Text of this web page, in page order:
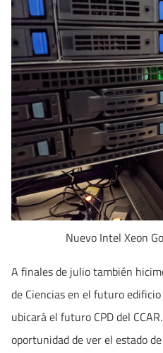
Nuevo Intel Xeon
A finales de julio también
de Ciencias en el futuro
ubicará el futuro CPD del
oportunidad de ver el estado